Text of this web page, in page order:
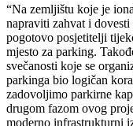
“Na zemljištu koje je
napraviti zahvat i
pogotovo posjetitelji
mjesto za parking.
svečanosti koje se
parkinga bio logičan
zadovoljimo parkirne
drugom fazom ovog
moderno infrastrukturni